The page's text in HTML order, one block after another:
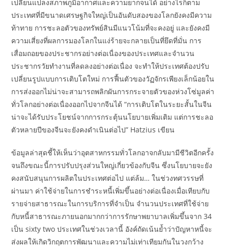
เปลี่ยนแปลงสภาพภูมิอากาศและความยากจนได้ อย่างไรก็ตาม
ประเทศที่มีขนาดเศรษฐกิจใหญ่เป็นอันดับสองของโลกยังคงมีความ
ท้าทาย การชะลอตัวของทรัพย์สินมีแนวโน้มที่จะคงอยู่ และยังคงมี
ความเสี่ยงที่ผลการมองโลกในแง่ร้ายจะกลายเป็นที่ยึดที่มั่น การ
เสื่อมถอยของประชากรอย่างต่อเนื่องของประเทศและจำนวน
ประชากรวัยทำงานที่ลดลงอย่างต่อเนื่อง จะทำให้ประเทศต้องปรับ
เปลี่ยนรูปแบบการเติบโตใหม่ การฟื้นตัวของวัฏจักรเพียงเล็กน้อยใน
การส่งออกไม่น่าจะสามารถพลิกผันการกระจายตัวของห่วงโซ่มูลค่า
ทั่วโลกอย่างต่อเนื่องออกไปจากจีนได้ “การเติบโตในระยะสั้นในจีน
น่าจะได้รับประโยชน์จากการกระตุ้นนโยบายเพิ่มเติม แต่การชะลอ
ตัวหลายปีของจีนจะยังคงดำเนินต่อไป” Hatzius เขียน
ข้อมูลล่าสุดชี้ให้เห็นว่าอุตสาหกรรมทั่วโลกอาจกลับมามีชีวิตอีกครั้ง
จนถึงขณะนี้การปรับปรุงส่วนใหญ่เกี่ยวข้องกับจีน ซึ่งนโยบายจะยัง
คงสนับสนุนการผลิตในประเทศต่อไป แต่ล้ม… ในช่วงทศวรรษที่
ผ่านมา ค่าใช้จ่ายในการชำระหนี้เพิ่มขึ้นอย่างต่อเนื่องเมื่อเทียบกับ
รายจ่ายสาธารณะในการบริการที่จำเป็น จำนวนประเทศที่ใช้จ่าย
กับหนี้สาธารณะภายนอกมากกว่าการรักษาพยาบาลเพิ่มขึ้นจาก 34
เป็น sixty two ประเทศในช่วงเวลานี้ อังค์ถัดเน้นย้ำว่าปัญหาหนี้จะ
ส่งผลให้เกิดวิกฤตการพัฒนาและความไม่เท่าเทียมกันในวงกว้าง